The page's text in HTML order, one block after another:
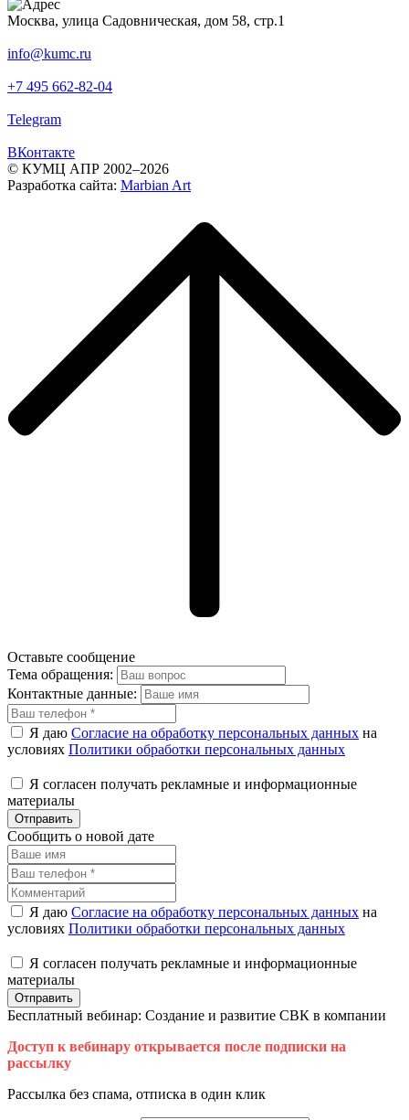
Москва, улица Садовническая, дом 58, стр.1
info@kumc.ru
+7 495 662-82-04
Telegram
ВКонтакте
© КУМЦ АПР 2002–2026
Разработка сайта: Marbian Art
Оставьте сообщение
Тема обращения:
Контактные данные:
Я даю Согласие на обработку персональных данных на
условиях Политики обработки персональных данных
Я согласен получать рекламные и информационные
материалы
Отправить
Сообщить о новой дате
Я даю Согласие на обработку персональных данных на
условиях Политики обработки персональных данных
Я согласен получать рекламные и информационные
материалы
Отправить
Бесплатный вебинар: Создание и развитие СВК в компании
Доступ к вебинару открывается после подписки на
рассылку
Рассылка без спама, отписка в один клик